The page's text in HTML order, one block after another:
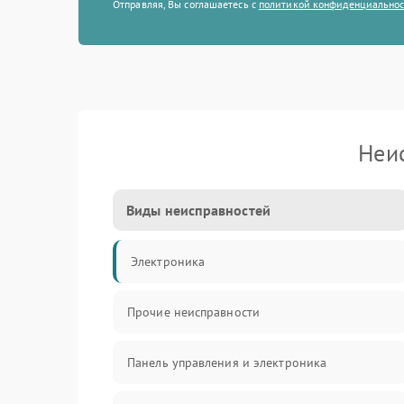
Отправляя, Вы соглашаетесь с политикой
Виды неисправностей
Электроника
Прочие неисправности
Панель управления и электроника